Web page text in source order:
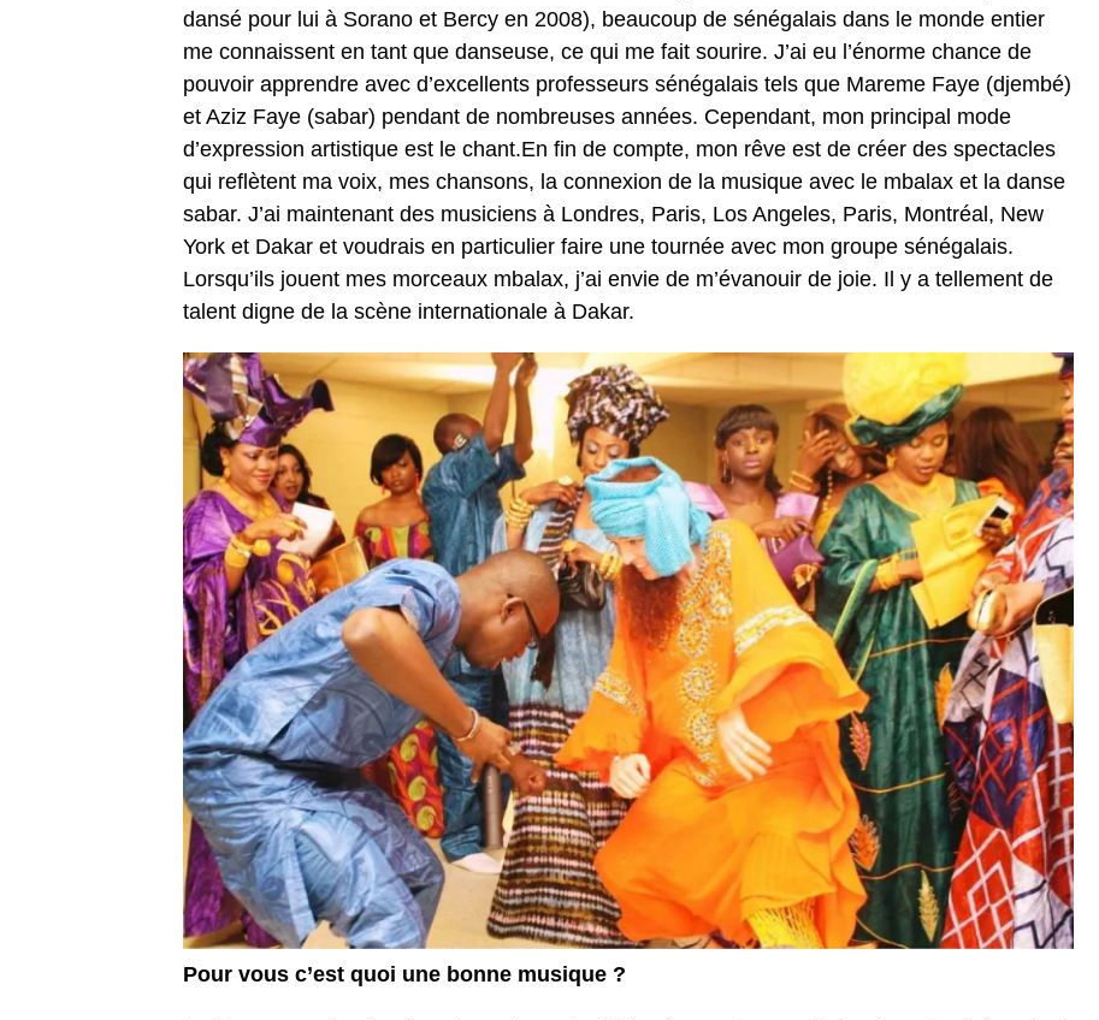
dansé pour lui à Sorano et Bercy en 2008), beaucoup de sénégalais dans le monde entier
me connaissent en tant que danseuse, ce qui me fait sourire. J’ai eu l’énorme chance de
pouvoir apprendre avec d’excellents professeurs sénégalais tels que Mareme Faye (djembé)
et Aziz Faye (sabar) pendant de nombreuses années. Cependant, mon principal mode
d’expression artistique est le chant.En fin de compte, mon rêve est de créer des spectacles
qui reflètent ma voix, mes chansons, la connexion de la musique avec le mbalax et la danse
sabar. J’ai maintenant des musiciens à Londres, Paris, Los Angeles, Paris, Montréal, New
York et Dakar et voudrais en particulier faire une tournée avec mon groupe sénégalais.
Lorsqu’ils jouent mes morceaux mbalax, j’ai envie de m’évanouir de joie. Il y a tellement de
talent digne de la scène internationale à Dakar.
Pour vous c’est quoi une bonne musique ?